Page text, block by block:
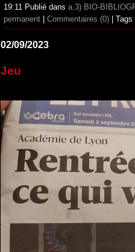
19:11 Publié dans a.3) BIO-
permanent
Commentaires (0) |
02/09/2023
Jeu